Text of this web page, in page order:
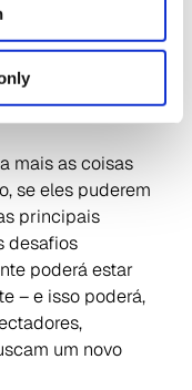
coleções
financiadas por
vez mais com
têm o
mais as coisas
se eles puderem
principais
desafios
poderá estar
– e isso poderá,
um novo